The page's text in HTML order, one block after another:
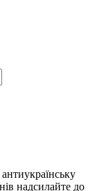
надсилайте до